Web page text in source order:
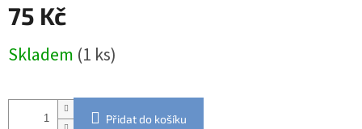
75 Kč
cena:
Skladem (1 ks)
Přidat do košíku